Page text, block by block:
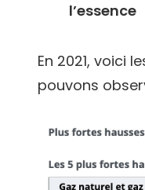
l’essence
En 2021, voici
pouvons